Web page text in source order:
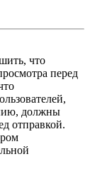
что
перед
должны
отправкой.